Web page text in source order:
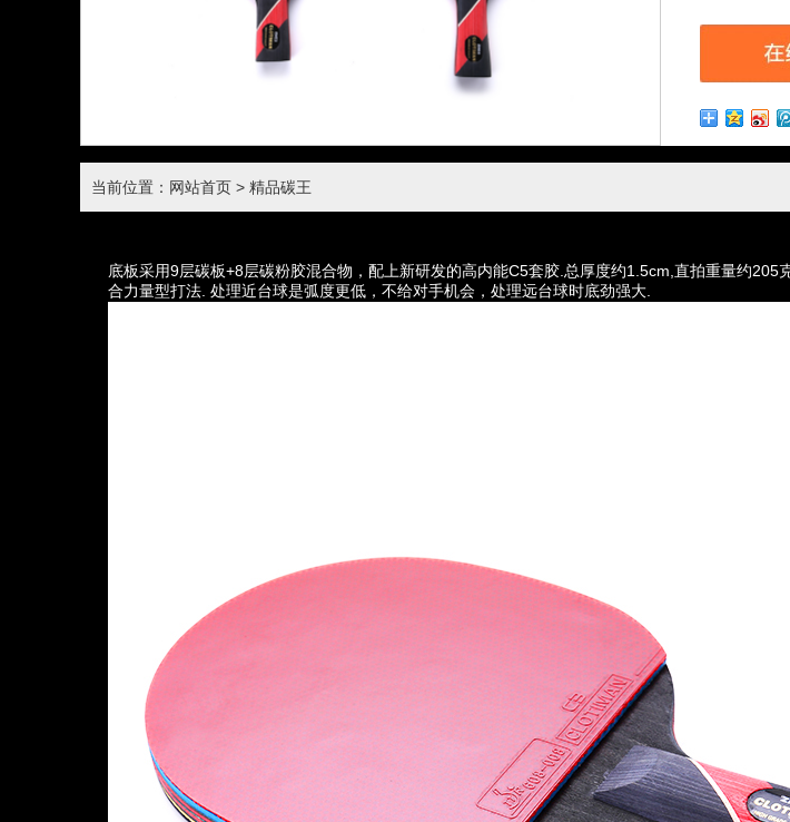
当前位置：网站首页 > 精品碳王
底板采用9层碳板+8层碳粉胶混合物，配上新研发的高内能C5套胶.总厚度约1.5cm,直拍重量约
合力量型打法. 处理近台球是弧度更低，不给对手机会，处理远台球时底劲强大.